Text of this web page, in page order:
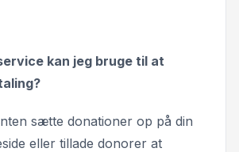
kan jeg bruge til at
sætte donationer op på din
eller tillade donorer at